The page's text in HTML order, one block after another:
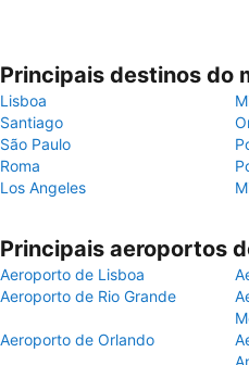
Principais destinos do
Lisboa
Santiago
São Paulo
Roma
Los Angeles
Principais aeroportos
Aeroporto de Lisboa
Aeroporto de Rio Grande
Aeroporto de Orlando